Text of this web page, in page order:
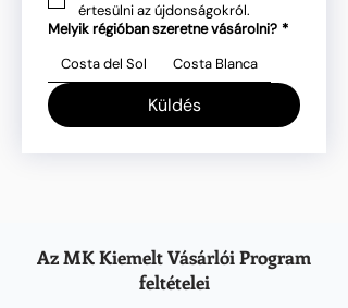
értesülni az újdonságokról.
Melyik régióban szeretne vásárolni? *
Costa del Sol
Costa Blanca
Küldés
Az MK Kiemelt Vásárlói Program
feltételei